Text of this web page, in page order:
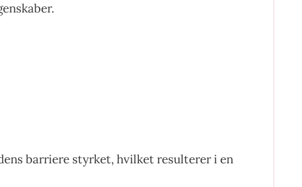
barriere styrket, hvilket resulterer i en